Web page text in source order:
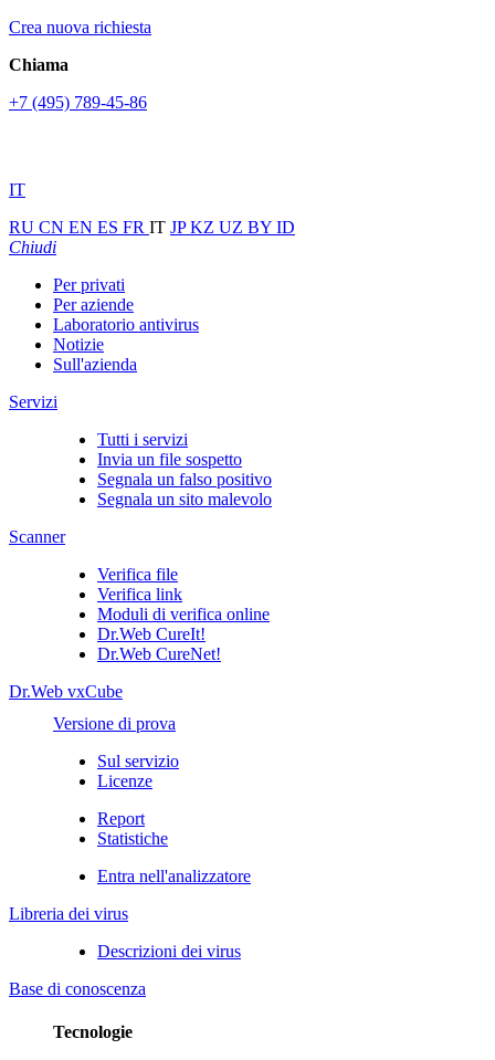
Crea nuova richiesta
Chiama
+7 (495) 789-45-86
IT
RU CN EN ES FR IT JPKZ UZ BY ID
Chiudi
Per privati
Per aziende
Laboratorio antivirus
Notizie
Sull'azienda
Servizi
Tutti i servizi
Invia un file sospetto
Segnala un falso positivo
Segnala un sito malevolo
Scanner
Verifica file
Verifica link
Moduli di verifica online
Dr.Web CureIt!
Dr.Web CureNet!
Dr.Web vxCube
Versione di prova
Sul servizio
Licenze
Report
Statistiche
Entra nell'analizzatore
Libreria dei virus
Descrizioni dei virus
Base di conoscenza
Tecnologie